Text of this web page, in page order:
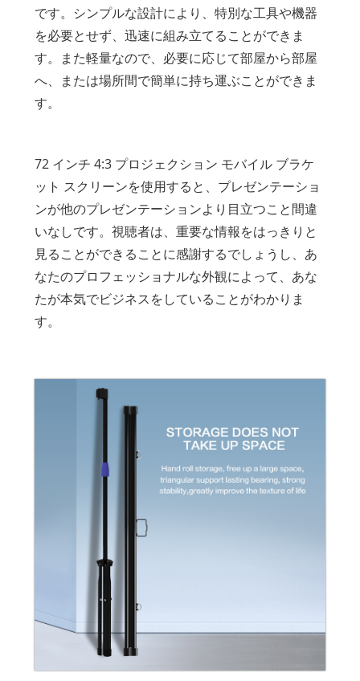
です。シンプルな設計により、特別な工具や機器
を必要とせず、迅速に組み立てることができま
す。また軽量なので、必要に応じて部屋から部屋
へ、または場所間で簡単に持ち運ぶことができま
す。
72 インチ 4:3 プロジェクション モバイル ブラケ
ット スクリーンを使用すると、プレゼンテーショ
ンが他のプレゼンテーションより目立つこと間違
いなしです。視聴者は、重要な情報をはっきりと
見ることができることに感謝するでしょうし、あ
なたのプロフェッショナルな外観によって、あな
たが本気でビジネスをしていることがわかりま
す。